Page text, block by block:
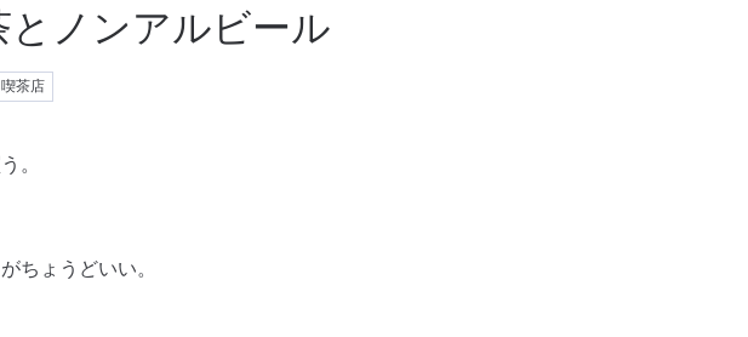
ノンアルビール
喫茶店
。
ちょうどいい。